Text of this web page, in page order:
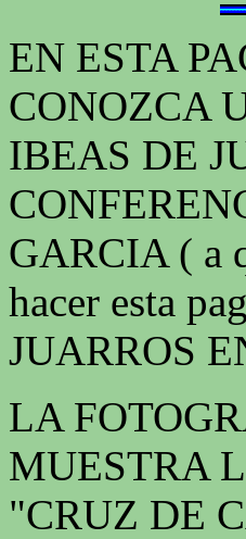
EN ESTA
CONOZCA
IBEAS DE
GARCIA ( a
hacer esta
JUARROS
LA
MUESTRA
"CRUZ DE